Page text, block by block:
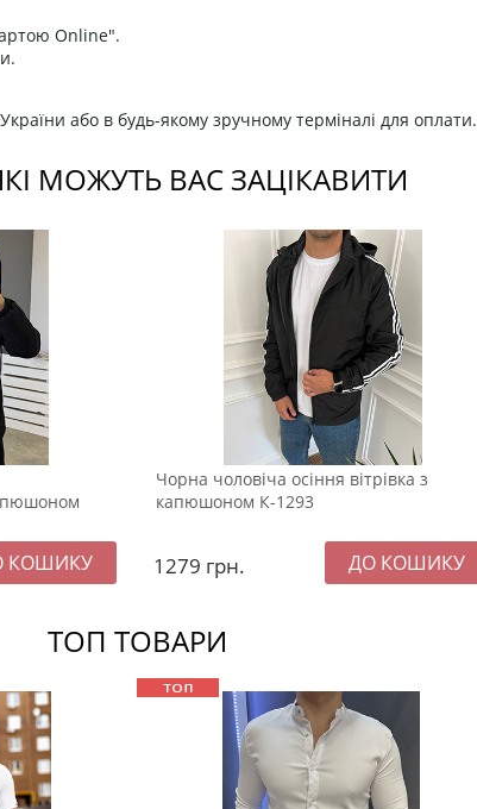
Online".
або в будь-якому зручному терміналі для оплати.
МОЖУТЬ ВАС ЗАЦІКАВИТИ
Чорна чоловіча осіння вітрівка з
капюшоном К-1293
1279 грн.
ТОП ТОВАРИ